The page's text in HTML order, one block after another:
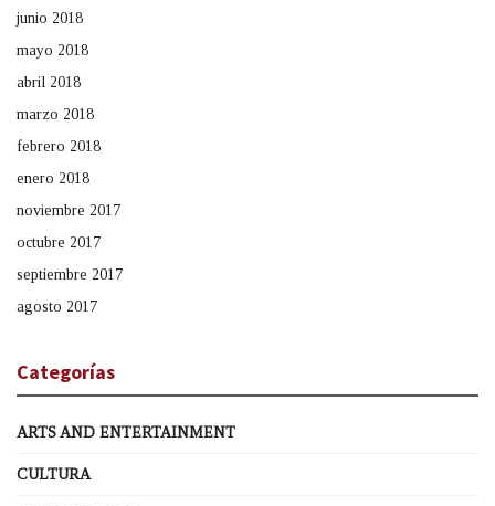
junio 2018
mayo 2018
abril 2018
marzo 2018
febrero 2018
enero 2018
noviembre 2017
octubre 2017
septiembre 2017
agosto 2017
Categorías
ARTS AND ENTERTAINMENT
CULTURA